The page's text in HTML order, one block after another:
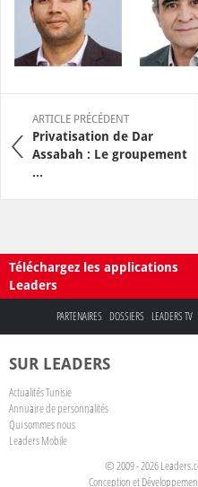
ARTICLE PRÉCÉDENT
Privatisation de Dar
Assabah : Le groupement
...
Téléchargez les applications
Leaders
PARTENAIRES DOSSIERS LEADERS TV
SUR LEADERS
Actualités Tunisie
Annuaire de personnalités
Qui sommes nous
Leaders Mobile
© 2009 - 2026
Conception et